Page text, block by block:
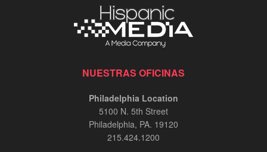
NUESTRAS OFICINAS
Philadelphia Location
5100 N. 5th Street
Philadelphia, PA. 19120
215.424.1200